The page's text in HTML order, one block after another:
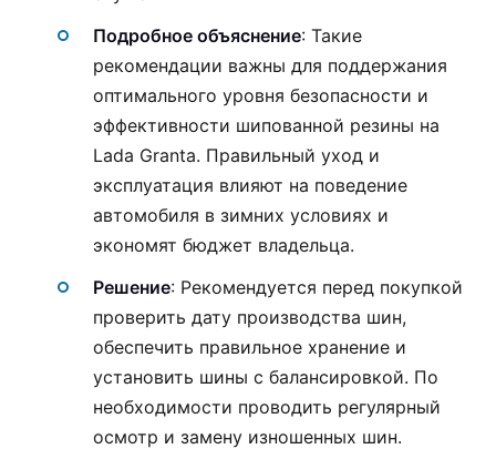
Подробное объяснение: Такие
рекомендации важны для поддержания
оптимального уровня безопасности и
эффективности шипованной резины на
Lada Granta. Правильный уход и
эксплуатация влияют на поведение
автомобиля в зимних условиях и
экономят бюджет владельца.
Решение: Рекомендуется перед покупкой
проверить дату производства шин,
обеспечить правильное хранение и
установить шины с балансировкой. По
необходимости проводить регулярный
осмотр и замену изношенных шин.